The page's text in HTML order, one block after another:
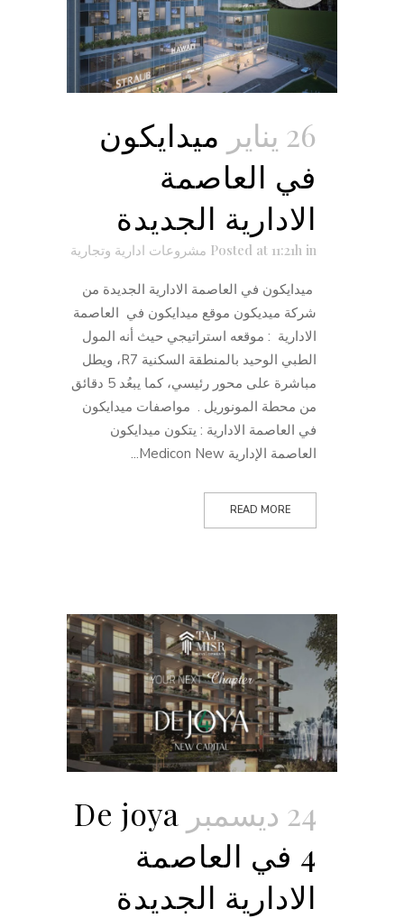
26 يناير
ميدايكون
في العاصمة
الادارية الجديدة
Posted at 11:21h in مشروعات ادارية وتجارية
ميدايكون في العاصمة الادارية الجديدة من
شركة ميديكون موقع ميدايكون في العاصمة
الادارية : موقعه استراتيجي حيث أنه المول
الطبي الوحيد بالمنطقة السكنية R7، ويطل
مباشرة على محور رئيسي، كما يبعُد 5 دقائق
من محطة المونوريل . مواصفات ميدايكون
في العاصمة الادارية : يتكون ميدايكون
العاصمة الإدارية Medicon New...
READ MORE
24 ديسمبر
De joya
4 في العاصمة
الادارية الجديدة